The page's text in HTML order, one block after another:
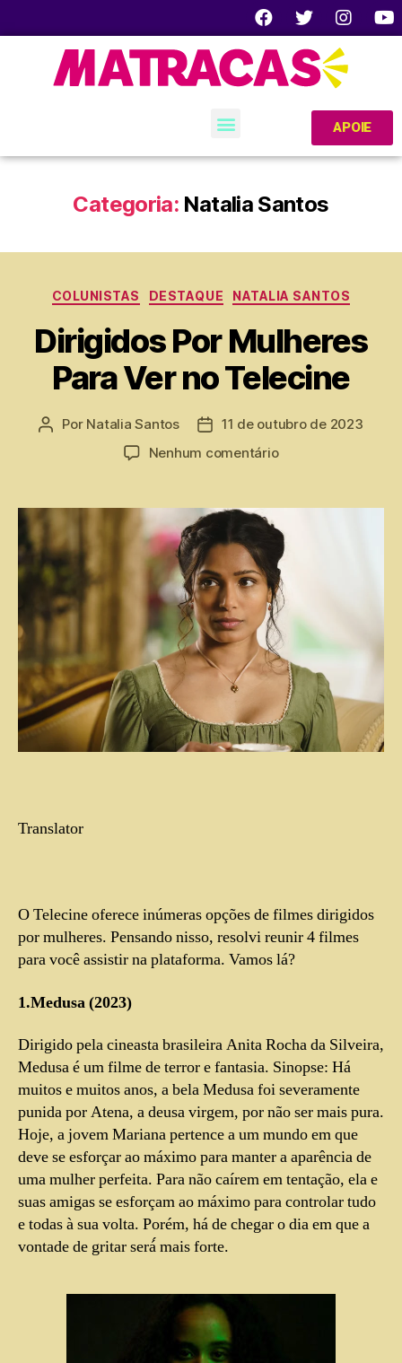
APOIE
Categoria: Natalia Santos
COLUNISTAS DESTAQUE NATALIA SANTOS
Dirigidos Por Mulheres
Para Ver no Telecine
Por Natalia Santos
11 de outubro de 2023
Nenhum comentário
Translator
O Telecine oferece inúmeras opções de filmes dirigidos
por mulheres. Pensando nisso, resolvi reunir 4 filmes
para você assistir na plataforma. Vamos lá?
1.Medusa (2023)
Dirigido pela cineasta brasileira Anita Rocha da Silveira,
Medusa é um filme de terror e fantasia. Sinopse: Há
muitos e muitos anos, a bela Medusa foi severamente
punida por Atena, a deusa virgem, por não ser mais pura.
Hoje, a jovem Mariana pertence a um mundo em que
deve se esforçar ao máximo para manter a aparência de
uma mulher perfeita. Para não caírem em tentação, ela e
suas amigas se esforçam ao máximo para controlar tudo
e todas à sua volta. Porém, há de chegar o dia em que a
vontade de gritar será́ mais forte.